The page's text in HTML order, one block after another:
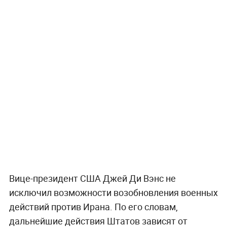
Вице-президент США Джей Ди Вэнс не
исключил возможности возобновления военных
действий против Ирана. По его словам,
дальнейшие действия Штатов зависят от